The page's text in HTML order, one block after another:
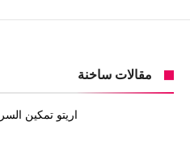
مقالات ساخنة
اريتو تمكين